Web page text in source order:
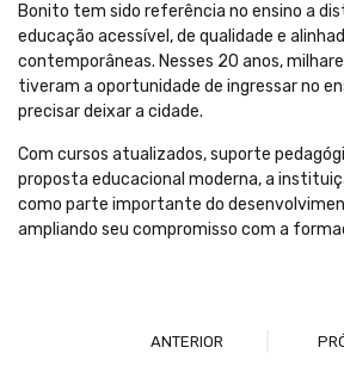
Bonito tem sido referência no ensino a
educação acessível, de qualidade e
contemporâneas. Nesses 20 anos,
tiveram a oportunidade de ingressar no
precisar deixar a cidade.
Com cursos atualizados, suporte
proposta educacional moderna, a
como parte importante do
ampliando seu compromisso com a
ANTERIOR